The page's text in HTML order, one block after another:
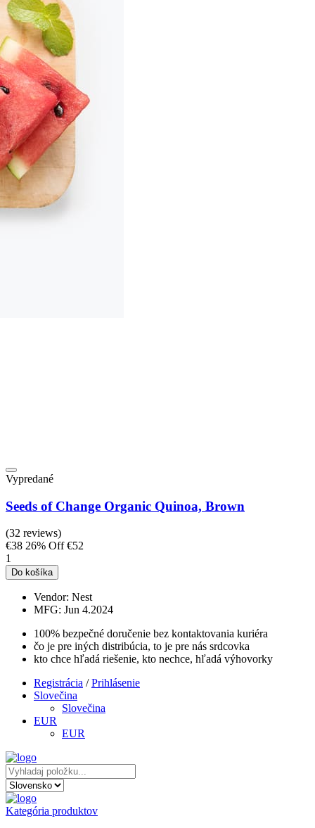
Vypredané
Seeds of Change Organic Quinoa, Brown
(32 reviews)
€38 26% Off €52
1
Do košíka
Vendor: Nest
MFG: Jun 4.2024
100% bezpečné doručenie bez kontaktovania kuriéra
čo je pre iných distribúcia, to je pre nás srdcovka
kto chce hľadá riešenie, kto nechce, hľadá výhovorky
Registrácia /Prihlásenie
Slovečina
Slovečina
EUR
EUR
Kategória produktov